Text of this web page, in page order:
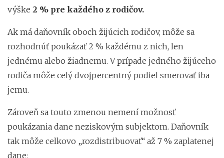
výške 2 % pre každého z rodičov.
Ak má daňovník oboch žijúcich rodičov, môže sa
rozhodnúť poukázať 2 % každému z nich, len
jednému alebo žiadnemu. V prípade jedného žijúceho
rodiča môže celý dvojpercentný podiel smerovať iba
jemu.
Zároveň sa touto zmenou nemení možnosť
poukázania dane neziskovým subjektom. Daňovník
tak môže celkovo „rozdistribuovať“ až 7 % zaplatenej
dane: